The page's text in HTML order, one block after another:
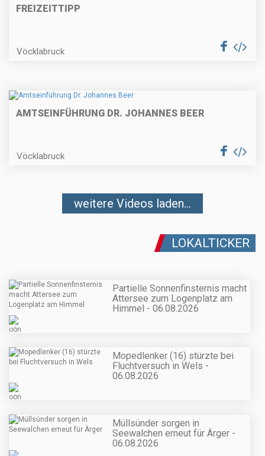
FREIZEITTIPP
Vöcklabruck
AMTSEINFÜHRUNG DR. JOHANNES BEER
Vöcklabruck
weitere Videos laden...
LOKALTICKER
Partielle Sonnenfinsternis macht
Attersee zum Logenplatz am
Himmel - 06.08.2026
Mopedlenker (16) stürzte bei
Fluchtversuch in Wels -
06.08.2026
Müllsünder sorgen in
Seewalchen erneut für Ärger -
06.08.2026